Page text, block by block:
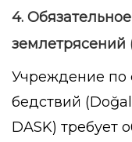
4.
землетрясений
Учреждение по
бедствий (
DASK) требует